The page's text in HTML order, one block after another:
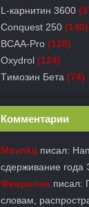
L-карнитин 3600
Conquest 250 (140)
BCAA-Pro (120)
Oxydrol (124)
Tимозин Бета (74)
Комментарии
Mavrikij писал:
сдерживание года
Февралин писал:
словам,